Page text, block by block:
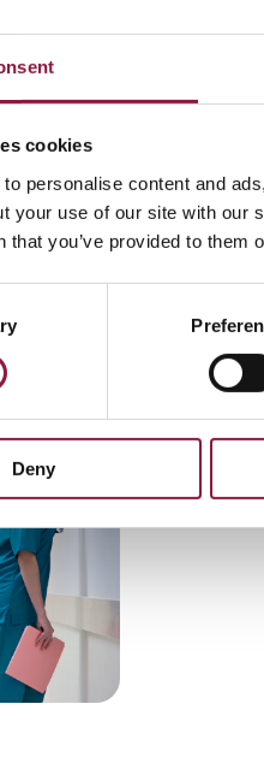
cookies
personalise content and
your use of our site with our
that you’ve provided to
Deny
artikkel
Slik blir
Apper til
sosiale
SIKKERHET